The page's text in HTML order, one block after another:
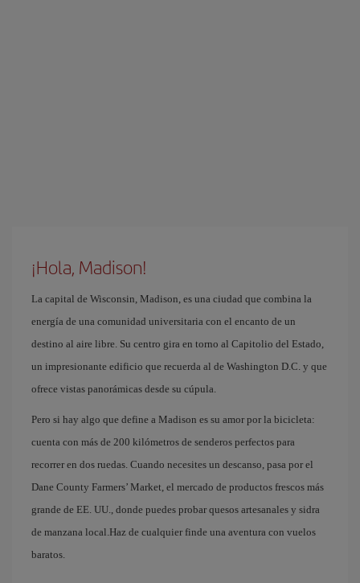
¡Hola, Madison!
La capital de Wisconsin, Madison, es una ciudad que combina la
energía de una comunidad universitaria con el encanto de un
destino al aire libre. Su centro gira en torno al Capitolio del Estado,
un impresionante edificio que recuerda al de Washington D.C. y que
ofrece vistas panorámicas desde su cúpula.
Pero si hay algo que define a Madison es su amor por la bicicleta:
cuenta con más de 200 kilómetros de senderos perfectos para
recorrer en dos ruedas. Cuando necesites un descanso, pasa por el
Dane County Farmers’ Market, el mercado de productos frescos más
grande de EE. UU., donde puedes probar quesos artesanales y sidra
de manzana local.Haz de cualquier finde una aventura con vuelos
baratos.